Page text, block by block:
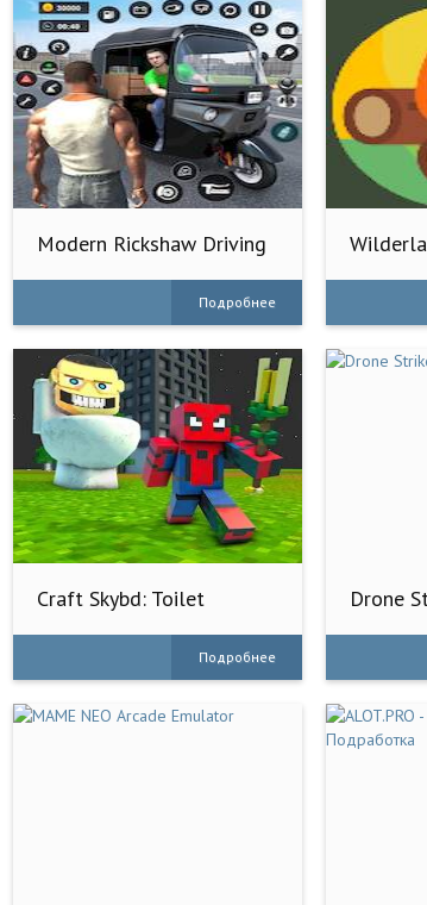
Modern Rickshaw Driving
Подробнее
Craft Skybd: Toilet
Monster
Подробнее
Drone